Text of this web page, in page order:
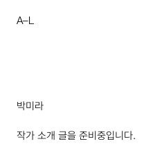
A–L
박미라
작가 소개 글을 준비중입니다.